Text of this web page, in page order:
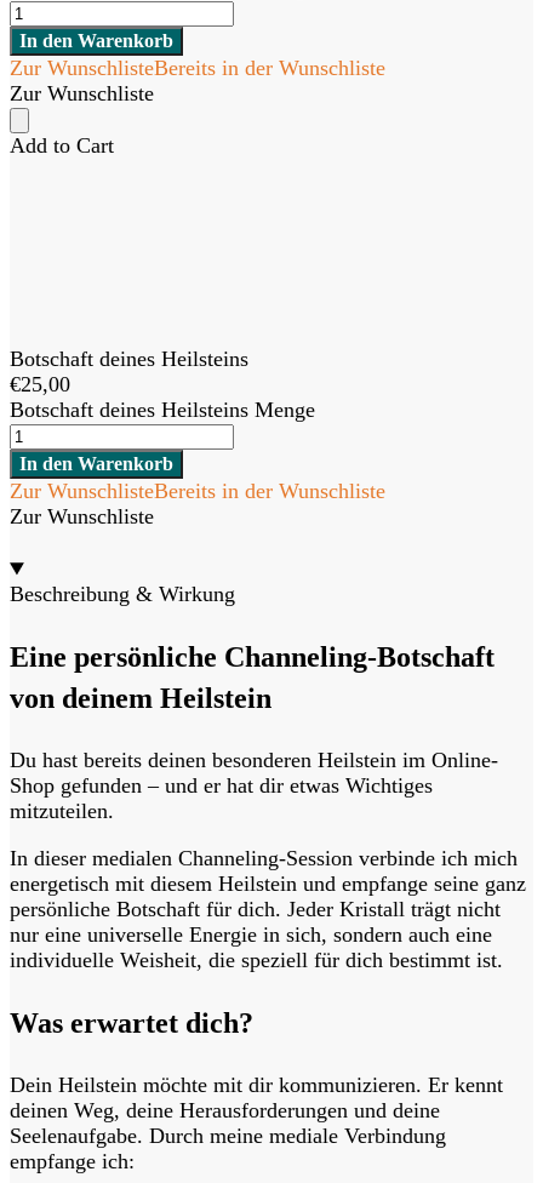
In den Warenkorb
Zur WunschlisteBereits in der Wunschliste
Zur Wunschliste
Add to Cart
Botschaft deines Heilsteins
€25,00
Botschaft deines Heilsteins Menge
In den Warenkorb
Zur WunschlisteBereits in der Wunschliste
Zur Wunschliste
Beschreibung & Wirkung
Eine persönliche Channeling-Botschaft
von deinem Heilstein
Du hast bereits deinen besonderen Heilstein im Online-
Shop gefunden – und er hat dir etwas Wichtiges
mitzuteilen.
In dieser medialen Channeling-Session verbinde ich mich
energetisch mit diesem Heilstein und empfange seine ganz
persönliche Botschaft für dich. Jeder Kristall trägt nicht
nur eine universelle Energie in sich, sondern auch eine
individuelle Weisheit, die speziell für dich bestimmt ist.
Was erwartet dich?
Dein Heilstein möchte mit dir kommunizieren. Er kennt
deinen Weg, deine Herausforderungen und deine
Seelenaufgabe. Durch meine mediale Verbindung
empfange ich: